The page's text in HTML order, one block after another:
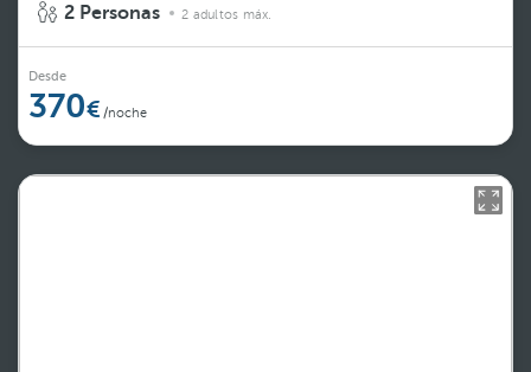
2 Personas 2 adultos máx.
Desde
370 /noche